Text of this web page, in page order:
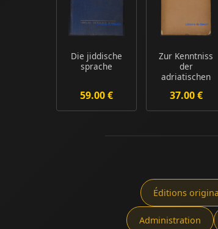
Die jiddische
sprache
59.00 €
Zur Kenntniss
der
adriatischen
Dritter Beitra...
37.00 €
Éditions
Administration